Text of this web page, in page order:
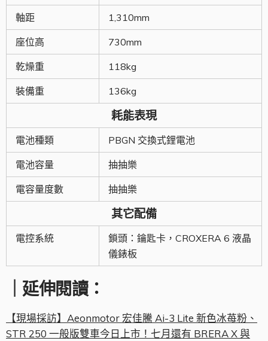
軸距 1,310mm
座位高 730mm
乾燥重 118kg
裝備重 136kg
耗能表現
電池種類 PBGN 交換式鋰電池
電池容量 抽抽樂
電容量度數 抽抽樂
其它配備
電控系統
鎖頭：鑰匙卡，CROXERA 6 液晶
儀錶板
｜延伸閱讀：
【現場採訪】Aeonmotor 宏佳騰 Ai-3 Lite 新色冰苺粉、
STR 250 一般版雙車今日上市！七月還有 BRERA X 與